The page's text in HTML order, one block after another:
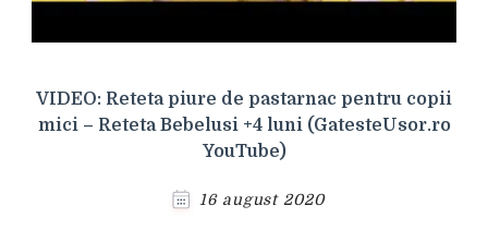
VIDEO: Reteta piure de pastarnac pentru copii
mici – Reteta Bebelusi +4 luni (GatesteUsor.ro
YouTube)
16 august 2020